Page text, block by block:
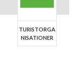
TURISTORGA
NISATIONER